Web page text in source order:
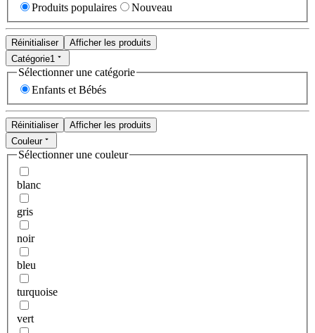
Produits populaires Nouveau
Réinitialiser
Afficher les produits
Catégorie1
Sélectionner une catégorie
Enfants et Bébés
Réinitialiser
Afficher les produits
Couleur
Sélectionner une couleur
blanc
gris
noir
bleu
turquoise
vert